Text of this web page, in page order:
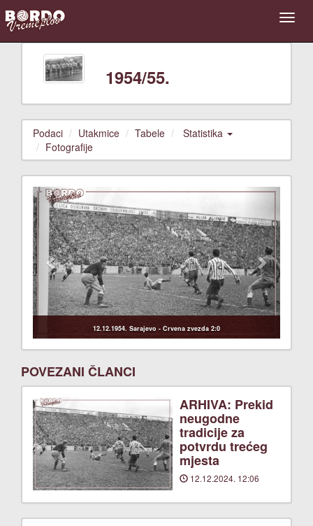
1954/55.
Podaci Utakmice Tabele
Statistika
Fotografije
12.12.1954. Sarajevo - Crvena zvezda 2:0
Previous Next
POVEZANI ČLANCI
ARHIVA: Prekid
neugodne
tradicije za
potvrdu trećeg
mjesta
12.12.2024. 12:06